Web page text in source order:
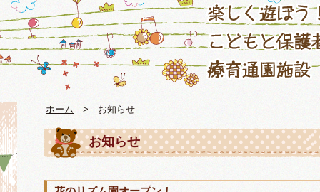
ホーム > お知らせ
お知らせ